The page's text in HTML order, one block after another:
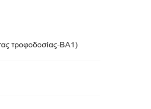
τροφοδοσίας-BA1)